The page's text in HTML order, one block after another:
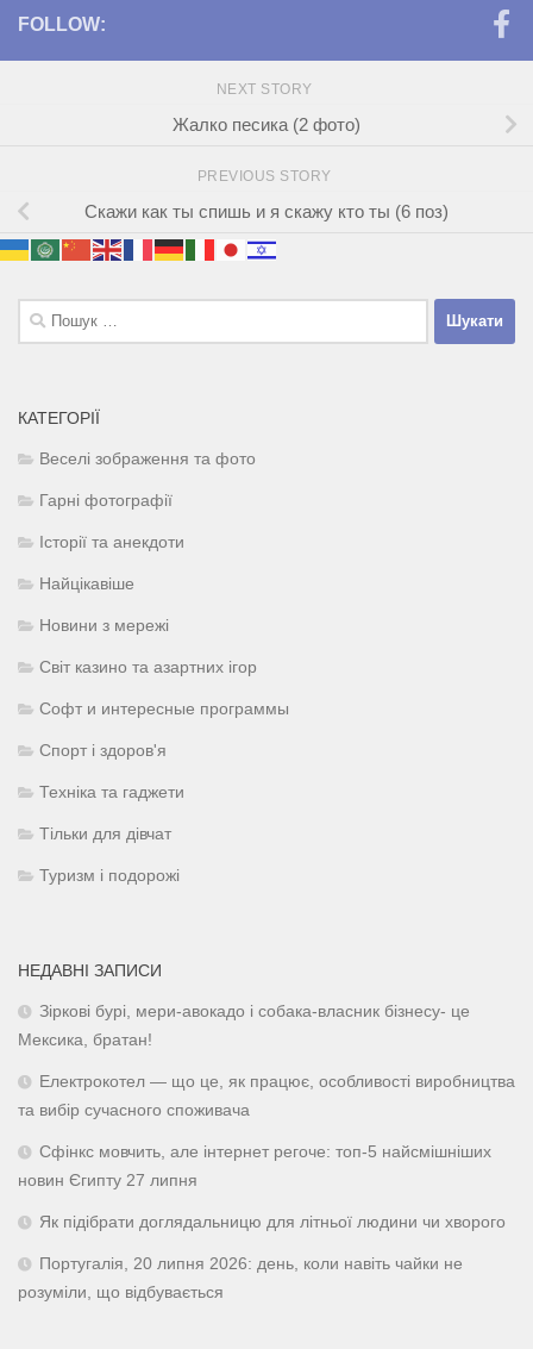
FOLLOW:
NEXT STORY
Жалко песика (2 фото)
PREVIOUS STORY
Скажи как ты спишь и я скажу кто ты (6 поз)
Пошук:
КАТЕГОРІЇ
Веселі зображення та фото
Гарні фотографії
Історії та анекдоти
Найцікавіше
Новини з мережі
Світ казино та азартних ігор
Софт и интересные программы
Спорт і здоров'я
Техніка та гаджети
Тільки для дівчат
Туризм і подорожі
НЕДАВНІ ЗАПИСИ
Зіркові бурі, мери-авокадо і собака-власник бізнесу- це
Мексика, братан!
Електрокотел — що це, як працює, особливості виробництва
та вибір сучасного споживача
Сфінкс мовчить, але інтернет регоче: топ-5 найсмішніших
новин Єгипту 27 липня
Як підібрати доглядальницю для літньої людини чи хворого
Португалія, 20 липня 2026: день, коли навіть чайки не
розуміли, що відбувається